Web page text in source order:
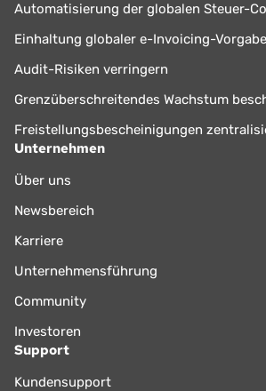
Automatisierung der globalen Steuer-
Einhaltung globaler e-Invoicing-
Audit-Risiken verringern
Grenzüberschreitendes Wachstum
Freistellungsbescheinigungen
Unternehmen
Über uns
Newsbereich
Karriere
Unternehmensführung
Community
Investoren
Support
Kundensupport